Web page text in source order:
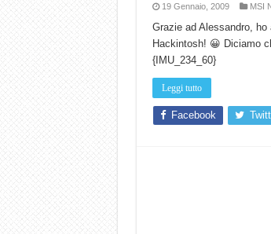
19 Gennaio, 2009 MSI
Grazie ad Alessandro,
Hackintosh! 😀 Diciamo
{IMU_234_60}
Leggi tutto
Facebook